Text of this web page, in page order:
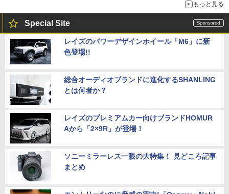
もっと見る
Special Site
レイズのパワーデザインホイール「M6」に新
色登場!!
総合オーディオブランドに進化するSHANLING
とは何者か？
レイズのプレミアムカー向けブランドHOMUR
Aから「2×9R」が登場！
ソニーミラーレス一眼の大特集！ 見どころ記事
まとめ